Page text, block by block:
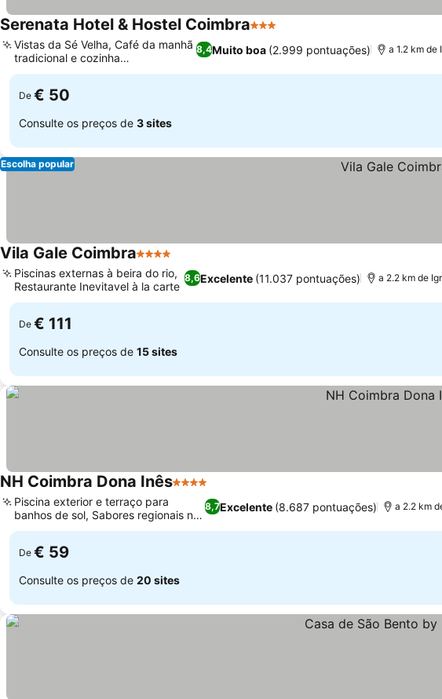
Serenata Hotel & Hostel Coimbra3 Estrelas
8,4Muito boa (2.999 pontuações)
Vistas da Sé Velha, Café da manhã
tradicional e cozinha
compartilhada
a 1.2 km de
De € 50
Consulte os preços de 3 sites
Escolha popular
Vila Gale Coimbra4 Estrelas
8,6Excelente (11.037 pontuações)
Piscinas externas à beira do rio,
Restaurante Inevitavel à la carte
a 2.2 km de
De € 111
Consulte os preços de 15 sites
NH Coimbra Dona Inês4 Estrelas
8,7Excelente (8.687 pontuações)
Piscina exterior e terraço para
banhos de sol, Sabores regionais no
A Garça
a 2.2 km
De € 59
Consulte os preços de 20 sites